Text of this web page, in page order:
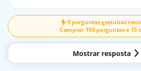
9 perguntas gratuitas
Comprar 150 perguntas e 15
Mostrar resposta